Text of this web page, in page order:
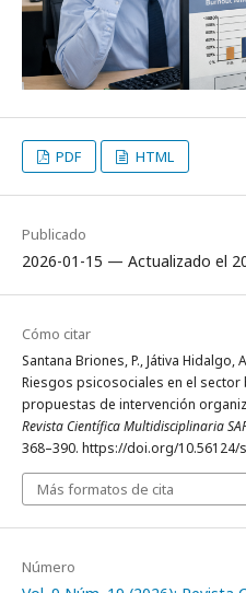
PDF HTML
Publicado
2026-01-15 — Actualizado el
Cómo citar
Santana Briones, P., Játiva Hidalgo,
Riesgos psicosociales en el sector
propuestas de intervención
Revista Científica Multidisciplinaria
368–390. https://doi.org/10.56124/
Más formatos de cita
Número